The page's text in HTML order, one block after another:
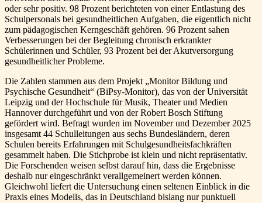
oder sehr positiv. 98 Prozent berichteten von einer Entlastung des
Schulpersonals bei gesundheitlichen Aufgaben, die eigentlich nicht
zum pädagogischen Kerngeschäft gehören. 96 Prozent sahen
Verbesserungen bei der Begleitung chronisch erkrankter
Schülerinnen und Schüler, 93 Prozent bei der Akutversorgung
gesundheitlicher Probleme.
Die Zahlen stammen aus dem Projekt „Monitor Bildung und
Psychische Gesundheit“ (BiPsy-Monitor), das von der Universität
Leipzig und der Hochschule für Musik, Theater und Medien
Hannover durchgeführt und von der Robert Bosch Stiftung
gefördert wird. Befragt wurden im November und Dezember 2025
insgesamt 44 Schulleitungen aus sechs Bundesländern, deren
Schulen bereits Erfahrungen mit Schulgesundheitsfachkräften
gesammelt haben. Die Stichprobe ist klein und nicht repräsentativ.
Die Forschenden weisen selbst darauf hin, dass die Ergebnisse
deshalb nur eingeschränkt verallgemeinert werden können.
Gleichwohl liefert die Untersuchung einen seltenen Einblick in die
Praxis eines Modells, das in Deutschland bislang nur punktuell